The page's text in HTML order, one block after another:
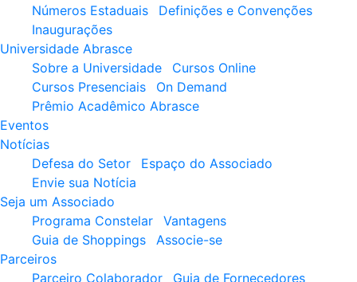
Números Estaduais
Definições e Convenções
Inaugurações
Universidade Abrasce
Sobre a Universidade
Cursos Online
Cursos Presenciais
On Demand
Prêmio Acadêmico Abrasce
Eventos
Notícias
Defesa do Setor
Espaço do Associado
Envie sua Notícia
Seja um Associado
Programa Constelar
Vantagens
Guia de Shoppings
Associe-se
Parceiros
Parceiro Colaborador
Guia de Fornecedores